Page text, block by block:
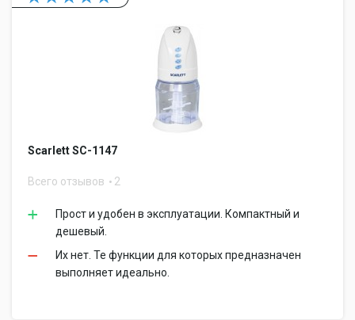
Scarlett SC-1147
Всего отзывов 2
Прост и удобен в эксплуатации. Компактный и
дешевый.
Их нет. Те функции для которых предназначен
выполняет идеально.